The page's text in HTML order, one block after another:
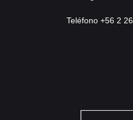
Teléfono +56 2